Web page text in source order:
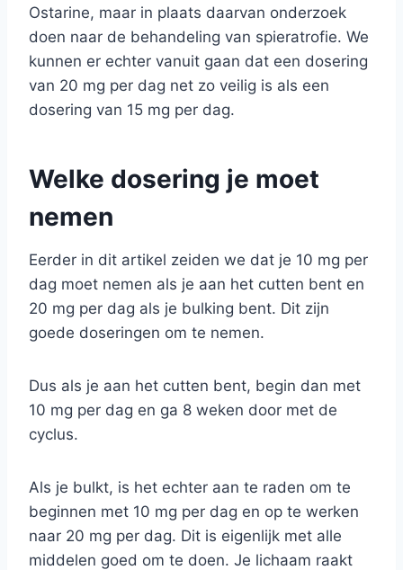
Ostarine, maar in plaats daarvan onderzoek
doen naar de behandeling van spieratrofie. We
kunnen er echter vanuit gaan dat een dosering
van 20 mg per dag net zo veilig is als een
dosering van 15 mg per dag.
Welke dosering je moet
nemen
Eerder in dit artikel zeiden we dat je 10 mg per
dag moet nemen als je aan het cutten bent en
20 mg per dag als je bulking bent. Dit zijn
goede doseringen om te nemen.
Dus als je aan het cutten bent, begin dan met
10 mg per dag en ga 8 weken door met de
cyclus.
Als je bulkt, is het echter aan te raden om te
beginnen met 10 mg per dag en op te werken
naar 20 mg per dag. Dit is eigenlijk met alle
middelen goed om te doen. Je lichaam raakt